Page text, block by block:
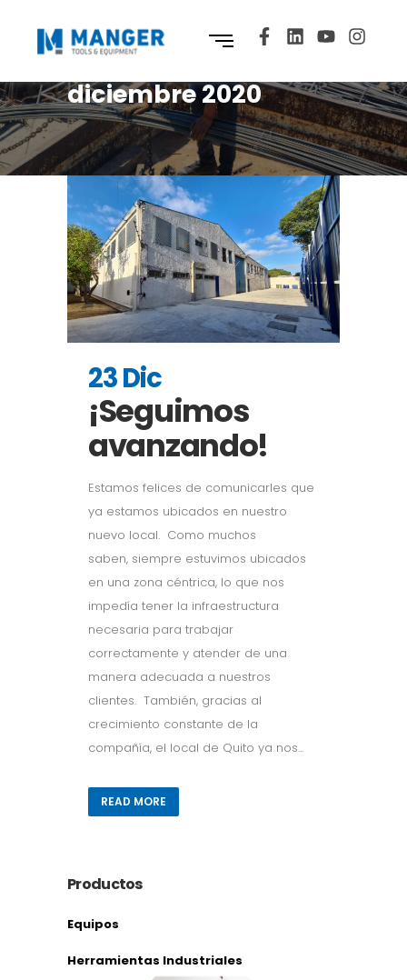
diciembre 2020
23 Dic
¡Seguimos
avanzando!
Estamos felices de comunicarles que
ya estamos ubicados en nuestro
nuevo local. Como muchos
saben, siempre estuvimos ubicados
en una zona céntrica, lo que nos
impedía tener la infraestructura
necesaria para trabajar
correctamente y atender de una
manera adecuada a nuestros
clientes. También, gracias al
crecimiento constante de la
compañía, el local de Quito ya nos...
READ MORE
Productos
Equipos
Herramientas Industriales